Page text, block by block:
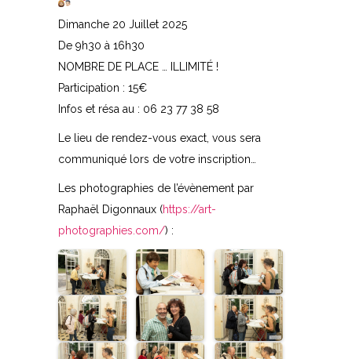
Dimanche 20 Juillet 2025
De 9h30 à 16h30
NOMBRE DE PLACE … ILLIMITÉ !
Participation : 15€
Infos et résa au : 06 23 77 38 58
Le lieu de rendez-vous exact, vous sera
communiqué lors de votre inscription…
Les photographies de l’évènement par
Raphaël Digonnaux (https://art-
photographies.com/) :